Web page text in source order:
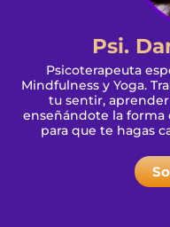
Psi.
Psicoterapeuta
Mindfulness y Yoga.
tu sentir, aprender
enseñándote la forma
para que te hagas